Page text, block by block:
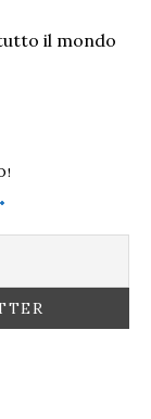
il mondo